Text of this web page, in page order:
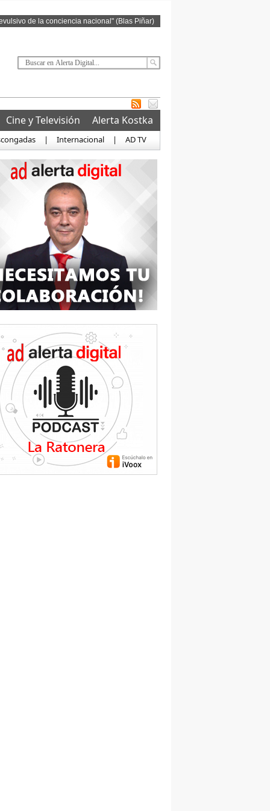
de la conciencia nacional" (Blas Piñar)
Cine y Televisión Alerta Kostka
| Internacional | AD TV